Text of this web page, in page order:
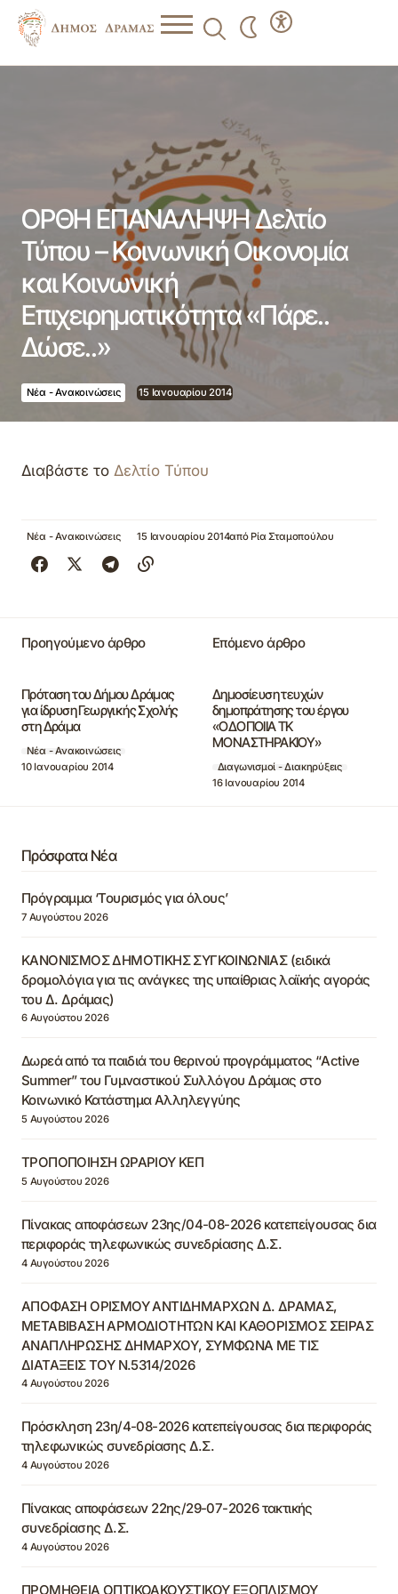
ΟΡΘΗ ΕΠΑΝΑΛΗΨΗ Δελτίο
Τύπου – Κοινωνική Οικονομία
και Κοινωνική
Επιχειρηματικότητα «Πάρε..
Δώσε..»
Νέα - Ανακοινώσεις 15 Ιανουαρίου 2014
Διαβάστε το Δελτίο Τύπου
Νέα - Ανακοινώσεις 15 Ιανουαρίου 2014από Ρία Σταμοπούλου
Προηγούμενο άρθρο
Πρόταση του Δήμου Δράμας
για ίδρυση Γεωργικής Σχολής
στη Δράμα
Νέα - Ανακοινώσεις
10 Ιανουαρίου 2014
Επόμενο άρθρο
Δημοσίευση τευχών
δημοπράτησης του έργου
«ΟΔΟΠΟΙΙΑ ΤΚ
ΜΟΝΑΣΤΗΡΑΚΙΟΥ»
Διαγωνισμοί - Διακηρύξεις
16 Ιανουαρίου 2014
Πρόσφατα Νέα
Πρόγραμμα ‘Τουρισμός για όλους’
7 Αυγούστου 2026
ΚΑΝΟΝΙΣΜΟΣ ΔΗΜΟΤΙΚΗΣ ΣΥΓΚΟΙΝΩΝΙΑΣ (ειδικά
δρομολόγια για τις ανάγκες της υπαίθριας λαϊκής αγοράς
του Δ. Δράμας)
6 Αυγούστου 2026
Δωρεά από τα παιδιά του θερινού προγράμματος “Active
Summer” του Γυμναστικού Συλλόγου Δράμας στο
Κοινωνικό Κατάστημα Αλληλεγγύης
5 Αυγούστου 2026
ΤΡΟΠΟΠΟΙΗΣΗ ΩΡΑΡΙΟΥ ΚΕΠ
5 Αυγούστου 2026
Πίνακας αποφάσεων 23ης/04-08-2026 κατεπείγουσας δια
περιφοράς τηλεφωνικώς συνεδρίασης Δ.Σ.
4 Αυγούστου 2026
ΑΠΟΦΑΣΗ ΟΡΙΣΜΟΥ ΑΝΤΙΔΗΜΑΡΧΩΝ Δ. ΔΡΑΜΑΣ,
ΜΕΤΑΒΙΒΑΣΗ ΑΡΜΟΔΙΟΤΗΤΩΝ ΚΑΙ ΚΑΘΟΡΙΣΜΟΣ ΣΕΙΡΑΣ
ΑΝΑΠΛΗΡΩΣΗΣ ΔΗΜΑΡΧΟΥ, ΣΥΜΦΩΝΑ ΜΕ ΤΙΣ
ΔΙΑΤΑΞΕΙΣ ΤΟΥ Ν.5314/2026
4 Αυγούστου 2026
Πρόσκληση 23η/4-08-2026 κατεπείγουσας δια περιφοράς
τηλεφωνικώς συνεδρίασης Δ.Σ.
4 Αυγούστου 2026
Πίνακας αποφάσεων 22ης/29-07-2026 τακτικής
συνεδρίασης Δ.Σ.
4 Αυγούστου 2026
ΠΡΟΜΗΘΕΙΑ ΟΠΤΙΚΟΑΚΟΥΣΤΙΚΟΥ ΕΞΟΠΛΙΣΜΟΥ